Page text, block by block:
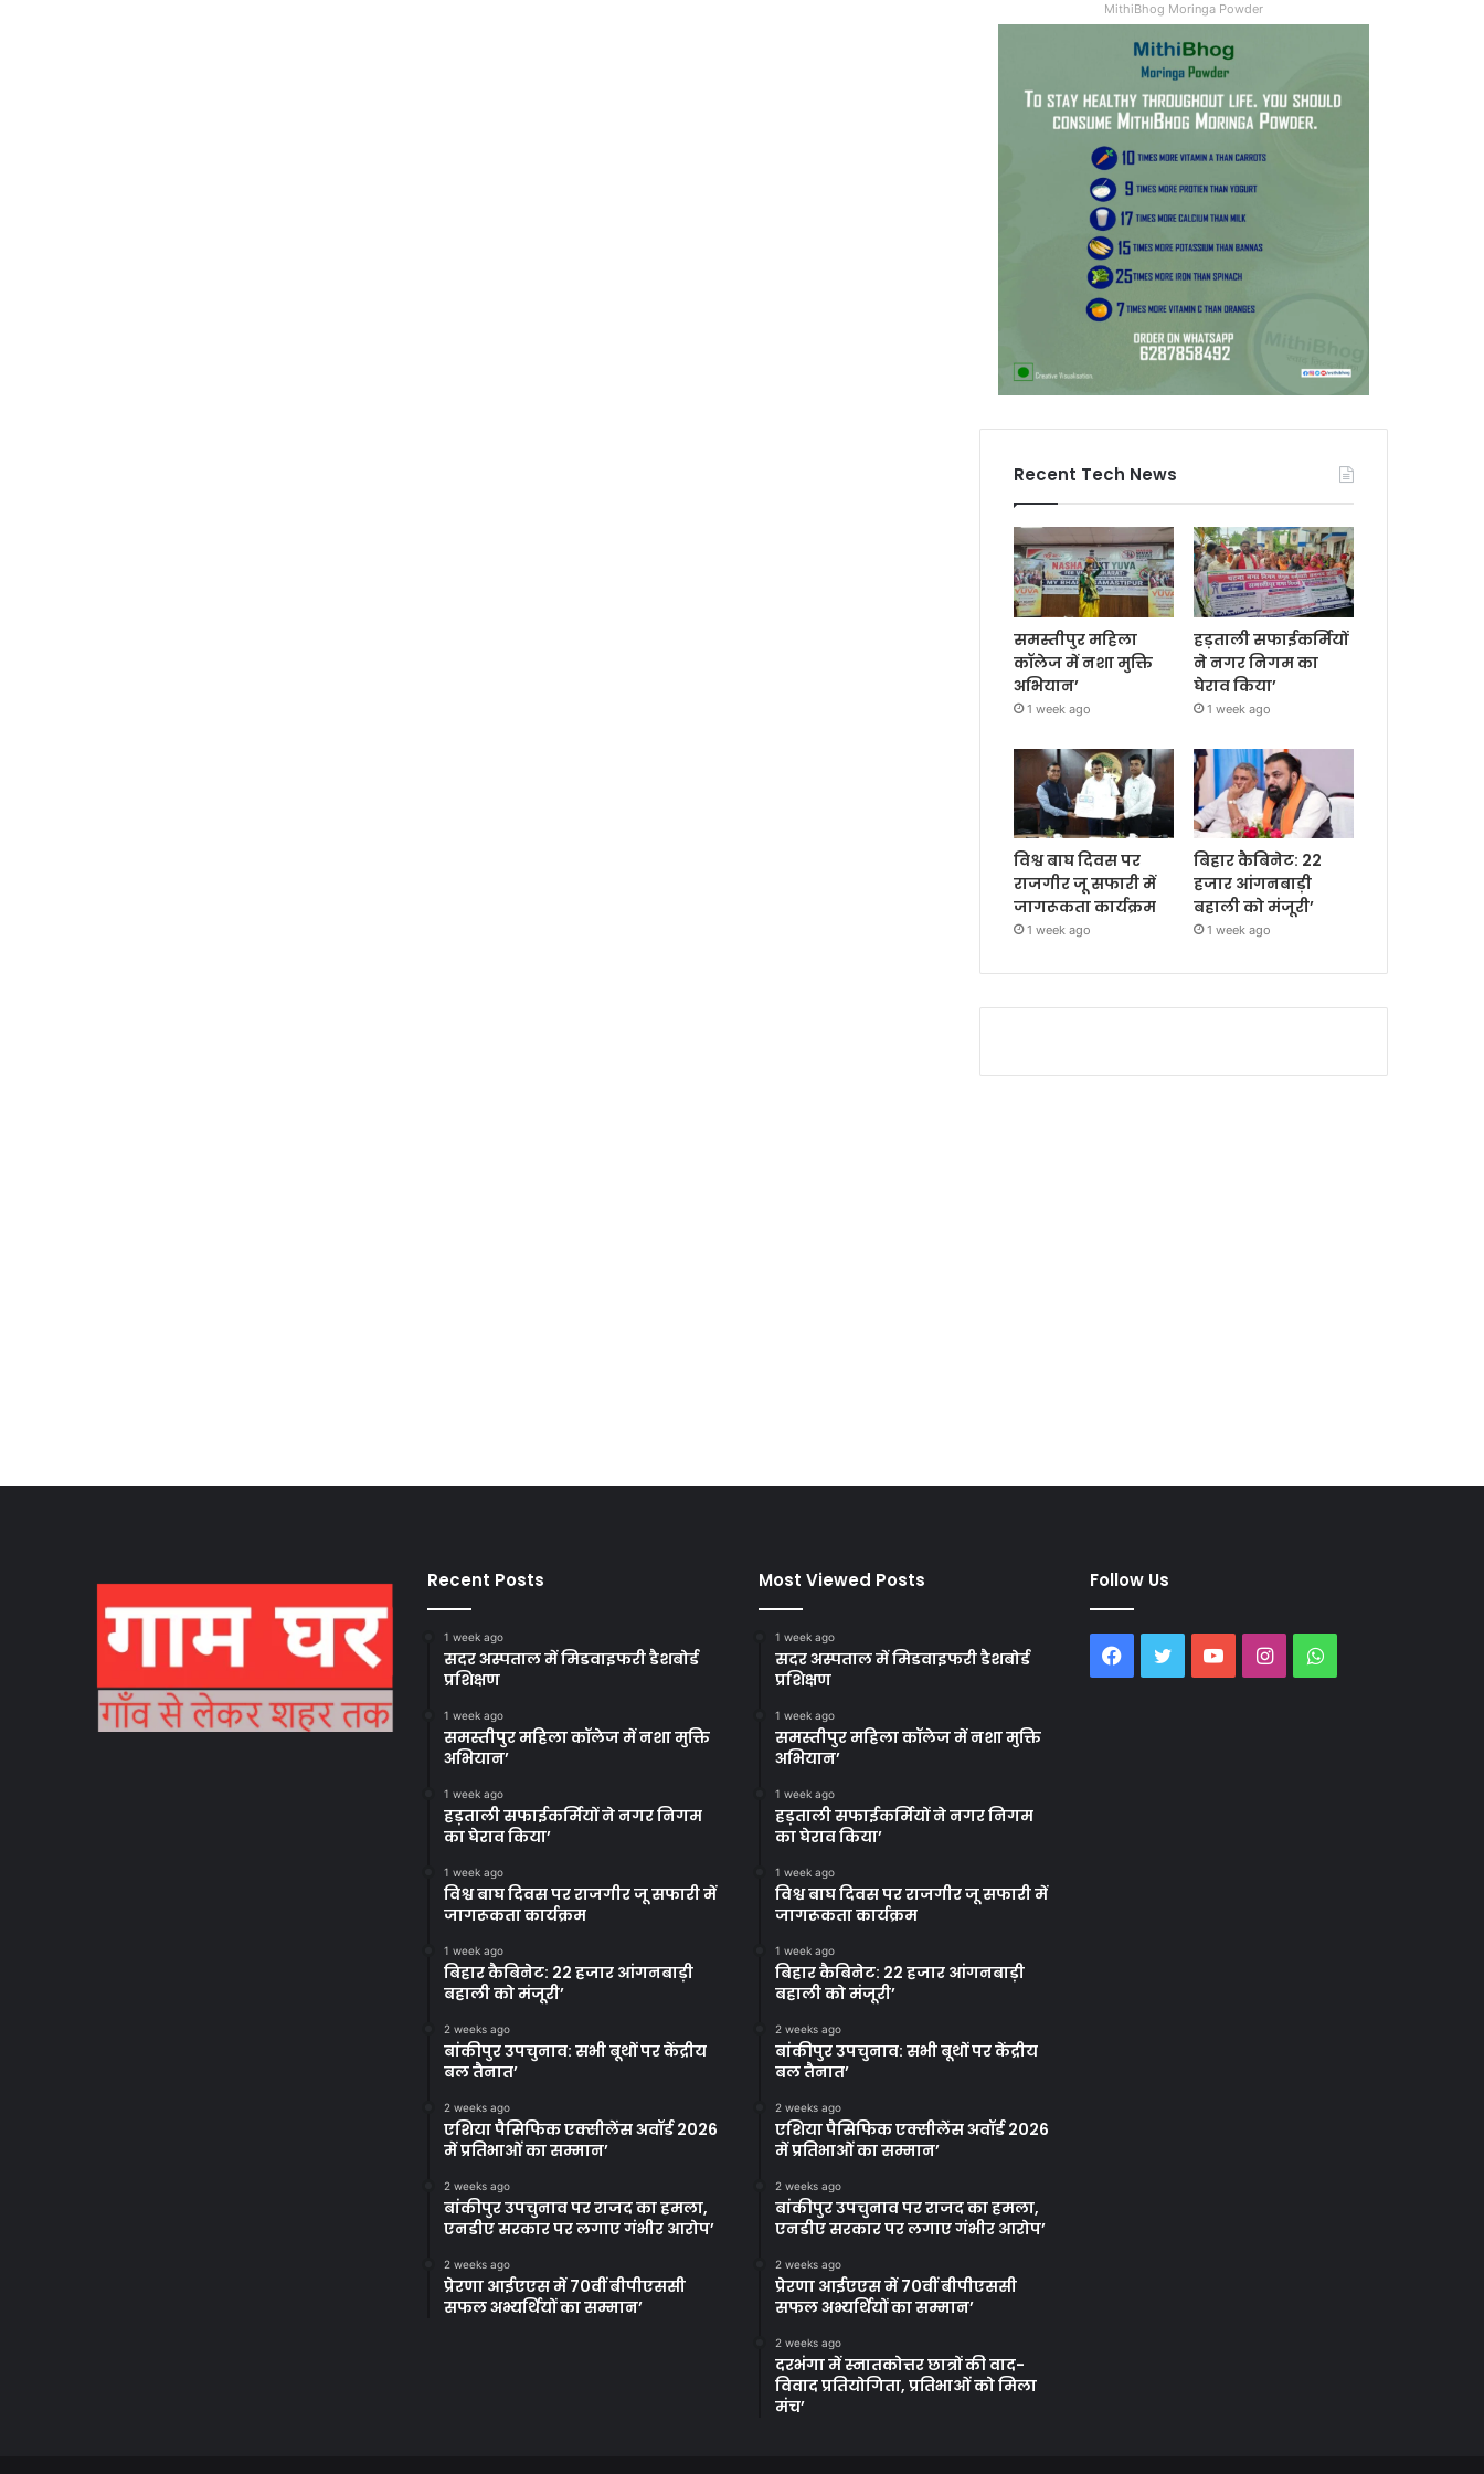
MithiBhog Moringa Powder
Recent Tech News
समस्तीपुर महिला
कॉलेज में नशा मुक्ति
अभियान’
1 week ago
हड़ताली सफाईकर्मियों
ने नगर निगम का
घेराव किया’
1 week ago
विश्व बाघ दिवस पर
राजगीर जू सफारी में
जागरूकता कार्यक्रम
1 week ago
बिहार कैबिनेट: 22
हजार आंगनबाड़ी
बहाली को मंजूरी’
1 week ago
Recent Posts
1 week ago
सदर अस्पताल में मिडवाइफरी डैशबोर्ड
प्रशिक्षण
1 week ago
समस्तीपुर महिला कॉलेज में नशा मुक्ति
अभियान’
1 week ago
हड़ताली सफाईकर्मियों ने नगर निगम
का घेराव किया’
1 week ago
विश्व बाघ दिवस पर राजगीर जू सफारी में
जागरूकता कार्यक्रम
1 week ago
बिहार कैबिनेट: 22 हजार आंगनबाड़ी
बहाली को मंजूरी’
2 weeks ago
बांकीपुर उपचुनाव: सभी बूथों पर केंद्रीय
बल तैनात’
2 weeks ago
एशिया पैसिफिक एक्सीलेंस अवॉर्ड 2026
में प्रतिभाओं का सम्मान’
2 weeks ago
बांकीपुर उपचुनाव पर राजद का हमला,
एनडीए सरकार पर लगाए गंभीर आरोप’
2 weeks ago
प्रेरणा आईएएस में 70वीं बीपीएससी
सफल अभ्यर्थियों का सम्मान’
Most Viewed Posts
1 week ago
सदर अस्पताल में मिडवाइफरी डैशबोर्ड
प्रशिक्षण
1 week ago
समस्तीपुर महिला कॉलेज में नशा मुक्ति
अभियान’
1 week ago
हड़ताली सफाईकर्मियों ने नगर निगम
का घेराव किया’
1 week ago
विश्व बाघ दिवस पर राजगीर जू सफारी में
जागरूकता कार्यक्रम
1 week ago
बिहार कैबिनेट: 22 हजार आंगनबाड़ी
बहाली को मंजूरी’
2 weeks ago
बांकीपुर उपचुनाव: सभी बूथों पर केंद्रीय
बल तैनात’
2 weeks ago
एशिया पैसिफिक एक्सीलेंस अवॉर्ड 2026
में प्रतिभाओं का सम्मान’
2 weeks ago
बांकीपुर उपचुनाव पर राजद का हमला,
एनडीए सरकार पर लगाए गंभीर आरोप’
2 weeks ago
प्रेरणा आईएएस में 70वीं बीपीएससी
सफल अभ्यर्थियों का सम्मान’
2 weeks ago
दरभंगा में स्नातकोत्तर छात्रों की वाद-
विवाद प्रतियोगिता, प्रतिभाओं को मिला
मंच’
Follow Us
Facebook
TwitterYouTubeInstagramWhatsApp